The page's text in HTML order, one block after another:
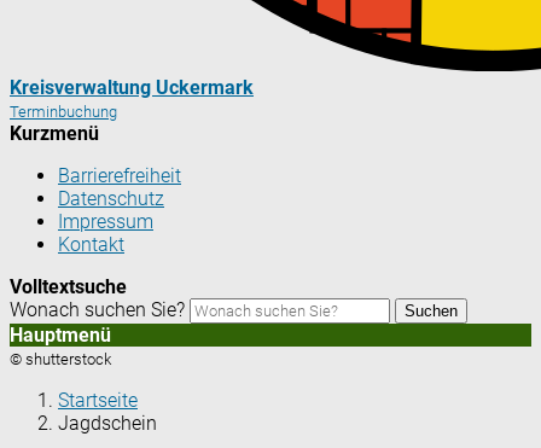
Kreisverwaltung Uckermark
Terminbuchung
Kurzmenü
Barrierefreiheit
Datenschutz
Impressum
Kontakt
Volltextsuche
Wonach suchen Sie?
Suchen
Hauptmenü
© shutterstock
Startseite
Jagdschein